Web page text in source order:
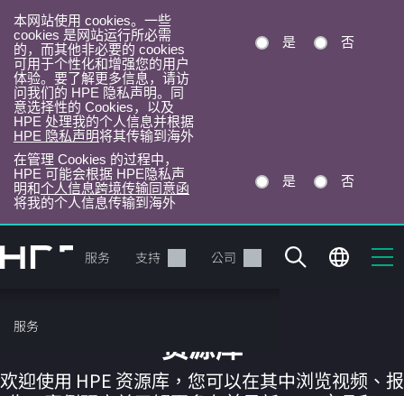
本网站使用 cookies。一些
cookies 是网站运行所必需
的，而其他非必要的 cookies
可用于个性化和增强您的用户
体验。要了解更多信息，请访
问我们的 HPE 隐私声明。同
意选择性的 Cookies，以及
HPE 处理我的个人信息并根据
HPE 隐私声明将其传输到海外
是 否
在管理 Cookies 的过程中，
HPE 可能会根据 HPE隐私声
明和个人信息跨境传输同意函
将我的个人信息传输到海外
是 否
转
到
目
录
产品 服务 支持 公司
服务 资源库
欢迎使用 HPE 资源库，您可以在其中浏览视频、报